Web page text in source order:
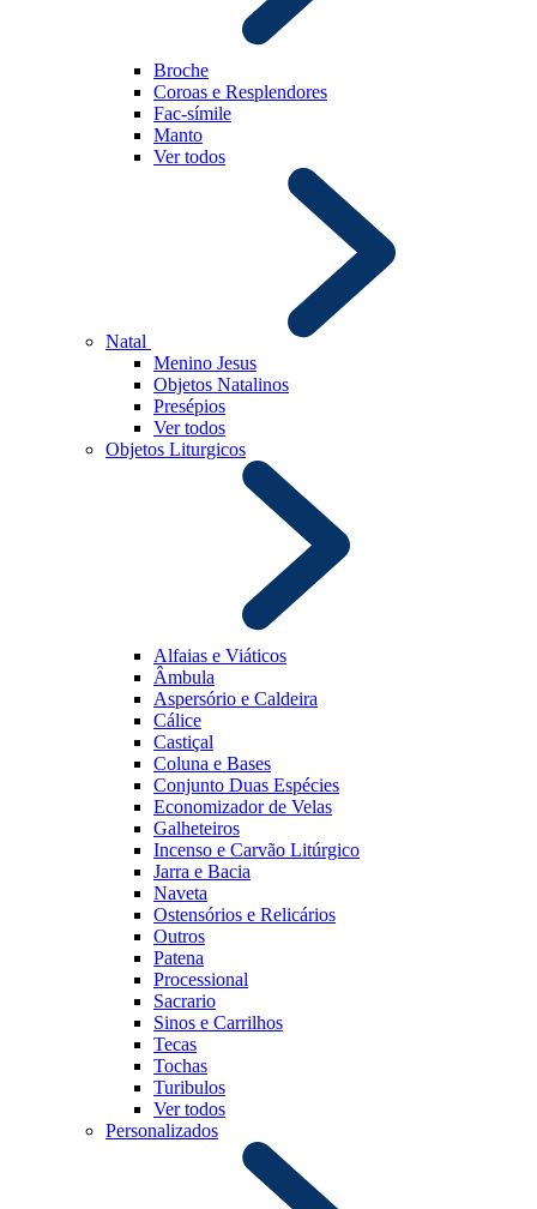
Broche
Coroas e Resplendores
Fac-símile
Manto
Ver todos
Natal
Menino Jesus
Objetos Natalinos
Presépios
Ver todos
Objetos Liturgicos
Alfaias e Viáticos
Âmbula
Aspersório e Caldeira
Cálice
Castiçal
Coluna e Bases
Conjunto Duas Espécies
Economizador de Velas
Galheteiros
Incenso e Carvão Litúrgico
Jarra e Bacia
Naveta
Ostensórios e Relicários
Outros
Patena
Processional
Sacrario
Sinos e Carrilhos
Tecas
Tochas
Turibulos
Ver todos
Personalizados